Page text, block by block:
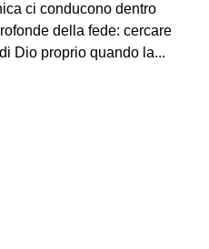
ci conducono dentro
della fede: cercare
Dio proprio quando la...